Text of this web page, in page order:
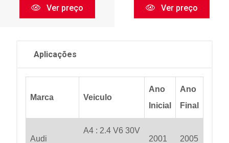
Ver preço Ver preço
Aplicações
Marca Veiculo
Ano
Inicial
Ano
Final
Audi
A4 : 2.4 V6 30V
2001 2005